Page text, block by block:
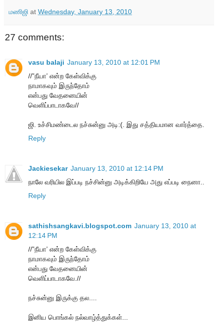
மணிஜி at Wednesday, January 13, 2010
27 comments:
vasu balaji January 13, 2010 at 12:01 PM
//”நீயா’ என்ற கேள்விக்கு
நாமாகவும் இருந்தோம்
என்பது வேதனையின்
வெளிப்பாடாகவே//
ஜி. உச்சிமண்டைல நச்சுன்னு அடி:(. இது சத்தியமான வார்த்தை.
Reply
Jackiesekar January 13, 2010 at 12:14 PM
நாலே வரியில இப்படி நச்சின்னு அடிக்கிறியே அது எப்படி நைனா..
Reply
sathishsangkavi.blogspot.com January 13, 2010 at
12:14 PM
//”நீயா’ என்ற கேள்விக்கு
நாமாகவும் இருந்தோம்
என்பது வேதனையின்
வெளிப்பாடாகவே.//
நச்சுன்னு இருக்கு தல....
இனிய பொங்கல் நல்வாழ்த்துக்கள்...